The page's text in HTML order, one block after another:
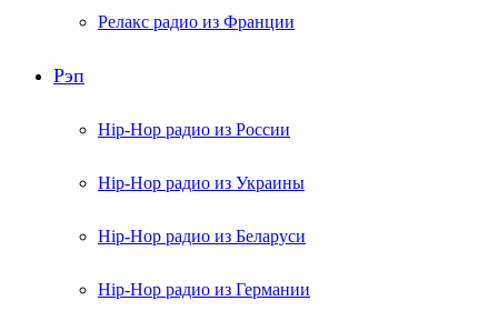
Релакс радио из Франции
Рэп
Hip-Hop радио из России
Hip-Hop радио из Украины
Hip-Hop радио из Беларуси
Hip-Hop радио из Германии